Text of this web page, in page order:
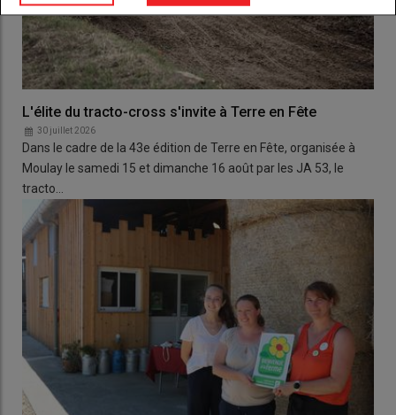
L'élite du tracto-cross s'invite à Terre en Fête
30 juillet 2026
Dans le cadre de la 43e édition de Terre en Fête, organisée à
Moulay le samedi 15 et dimanche 16 août par les JA 53, le
tracto…